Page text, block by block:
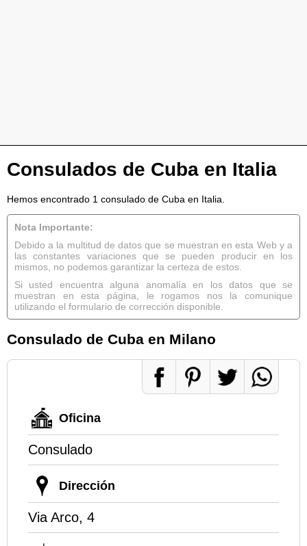
Consulados de Cuba en Italia
Hemos encontrado 1 consulado de Cuba en Italia.
Nota Importante:
Debido a la multitud de datos que se muestran en esta Web y a
las constantes variaciones que se pueden producir en los
mismos, no podemos garantizar la certeza de estos.
Si usted encuentra alguna anomalía en los datos que se
muestran en esta página, le rogamos nos la comunique
utilizando el formulario de corrección disponible.
Consulado de Cuba en Milano
Oficina
Consulado
Dirección
Via Arco, 4